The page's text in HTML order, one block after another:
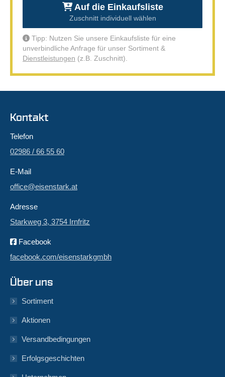
Auf die Einkaufsliste
Zuschnitt individuell wählen
Tipp: Nutzen Sie unsere Einkaufsliste für eine
unverbindliche Anfrage für unser Sortiment &
Dienstleistungen (z.B. Zuschnitt).
Kontakt
Telefon
02986 / 66 55 60
E-Mail
office@eisenstark.at
Adresse
Starkweg 3, 3754 Irnfritz
Facebook
facebook.com/eisenstarkgmbh
Über uns
Sortiment
Aktionen
Versandbedingungen
Erfolgsgeschichten